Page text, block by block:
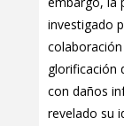
investigado
glorificación
con daños
revelado su